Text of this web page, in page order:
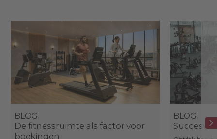
BLOG
De fitnessruimte als factor voor
boekingen
BLOG